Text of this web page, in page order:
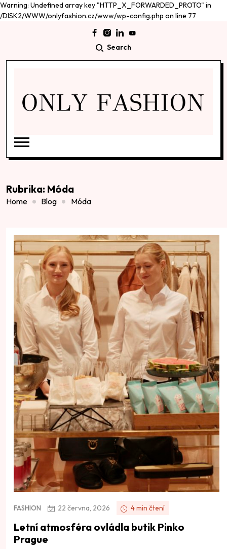
Warning: Undefined array key "HTTP_X_FORWARDED_PROTO" in
/DISK2/WWW/onlyfashion.cz/www/wp-config.php on line 77
Search
Rubrika: Móda
Home Blog Móda
FASHION 22 června, 2026 4 min čtení
Letní atmosféra ovládla butik Pinko
Prague